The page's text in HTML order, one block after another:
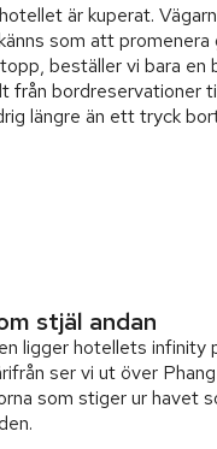
är kuperat.
som att
beställer vi bara en
från bordreservationer
längre än ett tryck
stjäl andan
ligger hotellets
ser vi ut över
som stiger ur havet